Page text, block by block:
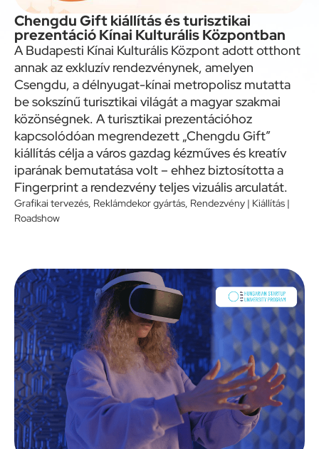
Chengdu Gift kiállítás és turisztikai
prezentáció Kínai Kulturális Központban
A Budapesti Kínai Kulturális Központ adott otthont
annak az exkluzív rendezvénynek, amelyen
Csengdu, a délnyugat-kínai metropolisz mutatta
be sokszínű turisztikai világát a magyar szakmai
közönségnek. A turisztikai prezentációhoz
kapcsolódóan megrendezett „Chengdu Gift”
kiállítás célja a város gazdag kézműves és kreatív
iparának bemutatása volt – ehhez biztosította a
Fingerprint a rendezvény teljes vizuális arculatát.
Grafikai tervezés, Reklámdekor gyártás, Rendezvény | Kiállítás |
Roadshow